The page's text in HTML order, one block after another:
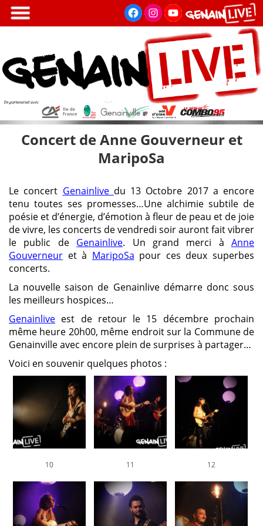
Aller
au
contenu
Concert de Anne Gouverneur et
MaripoSa
Le concert Genainlive du 13 Octobre 2017 a encore
tenu toutes ses promesses…Une alchimie subtile de
poésie et d’énergie, d’émotion à fleur de peau et de joie
de vivre, les concerts de vendredi soir auront fait vibrer
le public de Genainlive. Un grand merci à Anne
Gouverneur et à MaripoSa pour ces deux superbes
concerts.
La nouvelle saison de Genainlive démarre donc sous
les meilleurs hospices…
Genainlive est de retour le 15 décembre prochain
même heure 20h00, même endroit sur la Commune de
Genainville avec encore plein de surprises à partager…
Voici en souvenir quelques photos :
10 11 12